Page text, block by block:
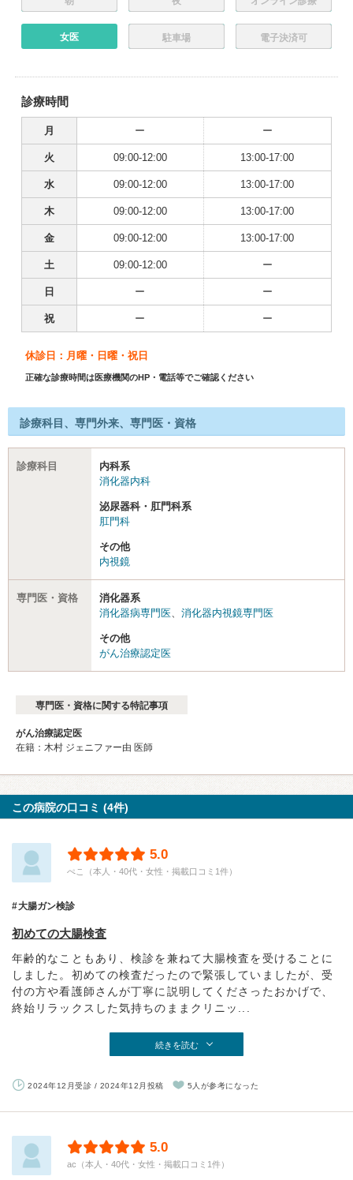
女医 駐車場 電子決済可
診療時間
月 ー ー
火 09:00-12:00 13:00-17:00
水 09:00-12:00 13:00-17:00
木 09:00-12:00 13:00-17:00
金 09:00-12:00 13:00-17:00
土 09:00-12:00 ー
日 ー ー
祝 ー ー
休診日：月曜・日曜・祝日
正確な診療時間は医療機関のHP・電話等でご確認ください
診療科目、専門外来、専門医・資格
診療科目
内科系
消化器内科
泌尿器科・肛門科系
肛門科
その他
内視鏡
専門医・資格
消化器系
消化器病専門医
消化器内視鏡専門医
その他
がん治療認定医
専門医・資格に関する特記事項
がん治療認定医
在籍：木村 ジェニファー由 医師
この病院の口コミ (4件)
5.0
ぺこ（本人・40代・女性・掲載口コミ1件）
大腸ガン検診
初めての大腸検査
年齢的なこともあり、検診を兼ねて大腸検査を受けることに
しました。初めての検査だったので緊張していましたが、受
付の方や看護師さんが丁寧に説明してくださったおかげで、
終始リラックスした気持ちのままクリニッ...
続きを読む
2024年12月受診 / 2024年12月投稿 5人が参考になった
5.0
ac（本人・40代・女性・掲載口コミ1件）